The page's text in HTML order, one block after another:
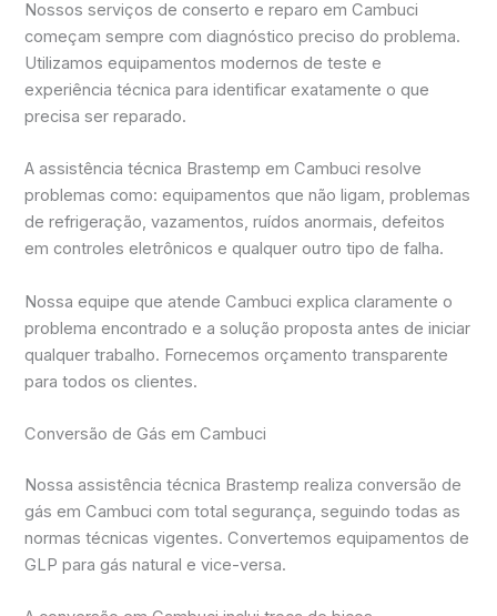
Nossos serviços de conserto e reparo em Cambuci
começam sempre com diagnóstico preciso do problema.
Utilizamos equipamentos modernos de teste e
experiência técnica para identificar exatamente o que
precisa ser reparado.
A assistência técnica Brastemp em Cambuci resolve
problemas como: equipamentos que não ligam, problemas
de refrigeração, vazamentos, ruídos anormais, defeitos
em controles eletrônicos e qualquer outro tipo de falha.
Nossa equipe que atende Cambuci explica claramente o
problema encontrado e a solução proposta antes de iniciar
qualquer trabalho. Fornecemos orçamento transparente
para todos os clientes.
Conversão de Gás em Cambuci
Nossa assistência técnica Brastemp realiza conversão de
gás em Cambuci com total segurança, seguindo todas as
normas técnicas vigentes. Convertemos equipamentos de
GLP para gás natural e vice-versa.